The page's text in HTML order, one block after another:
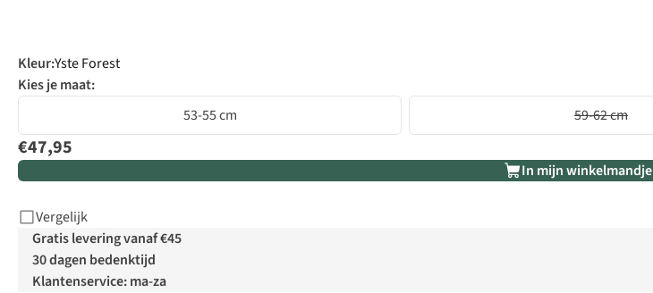
Kleur:Yste Forest
Kies je maat:
53-55 cm
59-62 cm
€47,95
In mijn winkelmandje
Vergelijk
Gratis levering vanaf €45
30 dagen bedenktijd
Klantenservice: ma-za